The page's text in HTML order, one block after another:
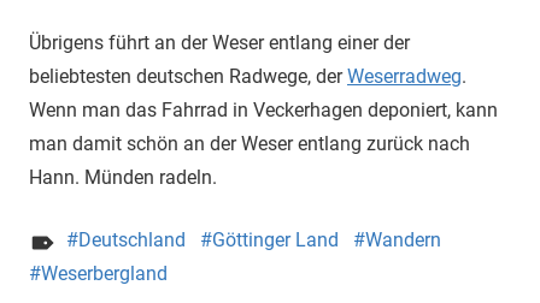
Übrigens führt an der Weser entlang einer der
beliebtesten deutschen Radwege, derWeserradweg.
Wenn man das Fahrrad in Veckerhagen deponiert, kann
man damit schön an der Weser entlang zurück nach
Hann. Münden radeln.
Deutschland Göttinger Land
Wandern
Weserbergland